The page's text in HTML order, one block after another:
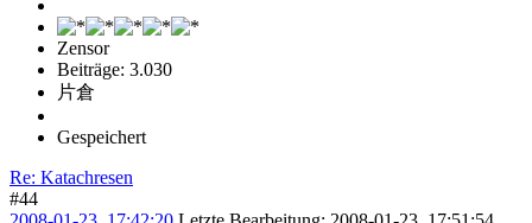
Zensor
Beiträge: 3.030
片倉
Gespeichert
Re: Katachresen
#44